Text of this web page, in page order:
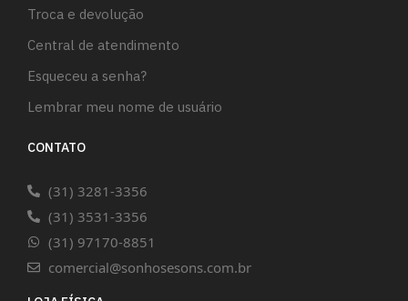
Troca e devolução
Central de atendimento
Esqueceu a senha?
Lembrar meu nome de usuário
CONTATO
(31) 3281-3356
(31) 3531-3356
(31) 97170-8851
comercial@sonhosesons.com.br